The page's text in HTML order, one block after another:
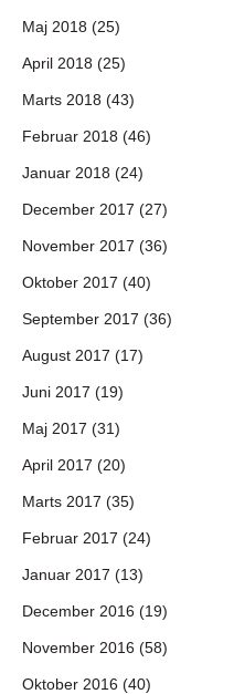
Maj 2018 (25)
April 2018 (25)
Marts 2018 (43)
Februar 2018 (46)
Januar 2018 (24)
December 2017 (27)
November 2017 (36)
Oktober 2017 (40)
September 2017 (36)
August 2017 (17)
Juni 2017 (19)
Maj 2017 (31)
April 2017 (20)
Marts 2017 (35)
Februar 2017 (24)
Januar 2017 (13)
December 2016 (19)
November 2016 (58)
Oktober 2016 (40)